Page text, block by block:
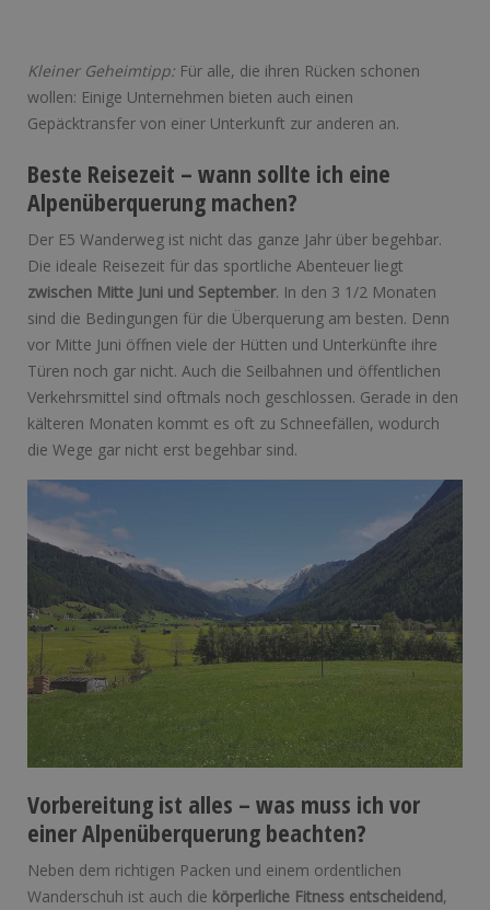
Kleiner Geheimtipp: Für alle, die ihren Rücken schonen
wollen: Einige Unternehmen bieten auch einen
Gepäcktransfer von einer Unterkunft zur anderen an.
Beste Reisezeit – wann sollte ich eine
Alpenüberquerung machen?
Der E5 Wanderweg ist nicht das ganze Jahr über begehbar.
Die ideale Reisezeit für das sportliche Abenteuer liegt
zwischen Mitte Juni und September. In den 3 1/2 Monaten
sind die Bedingungen für die Überquerung am besten. Denn
vor Mitte Juni öffnen viele der Hütten und Unterkünfte ihre
Türen noch gar nicht. Auch die Seilbahnen und öffentlichen
Verkehrsmittel sind oftmals noch geschlossen. Gerade in den
kälteren Monaten kommt es oft zu Schneefällen, wodurch
die Wege gar nicht erst begehbar sind.
Vorbereitung ist alles – was muss ich vor
einer Alpenüberquerung beachten?
Neben dem richtigen Packen und einem ordentlichen
Wanderschuh ist auch die körperliche Fitness entscheidend,